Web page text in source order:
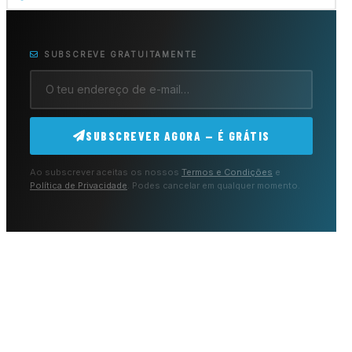
SUBSCREVE GRATUITAMENTE
SUBSCREVER AGORA — É GRÁTIS
Ao subscrever aceitas os nossos Termos e Condições e
Política de Privacidade . Podes cancelar em qualquer momento.